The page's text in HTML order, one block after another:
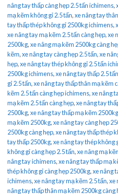
nâng tay thấp càng hẹp 2.5 tấn ichimens,
mạ kẽm không gỉ 2.5 tấn,xe nâng tay
tay thấp thép không gỉ 2500kg ichimens,
xe nâng tay mạ kẽm 2.5 tấn càng hẹp,xe
2500kg,xe nâng mạ kẽm 2500kg càng
kẽm,xe nâng tay càng hẹp 2.5 tấn,xe
hẹp,xe nâng tay thép không gỉ 2.5 tấn
2500kg ichimens,xe nâng tay thấp 2.5 tấn
gỉ 2.5 tấn,xe nâng tay thấp thân mạ kẽm
kẽm 2.5 tấn càng hẹp ichimens,xe nâng
mạ kẽm 2.5 tấn càng hẹp,xe nâng tay
2500kg,xe nâng tay thấp mạ kẽm
mạ kẽm 2500kg,xe nâng tay càng hẹp
2500kg càng hẹp,xe nâng tay thấp thép
tay thấp 2500kg,xe nâng tay thép không
không gỉ càng hẹp 2.5 tấn,xe nâng mạ
nâng tay ichimens,xe nâng tay thấp mạ
thép không gỉ càng hẹp 2500kg,xe nâng
ichimens,xe nâng tay mạ kẽm 2.5 tấn,xe
nâng tay thấp thân mạ kẽm 2500kg càng